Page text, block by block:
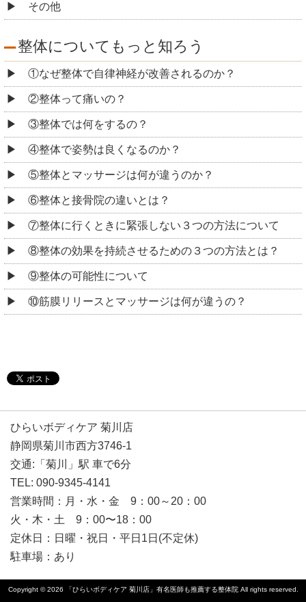
その他
整体についてもっと知ろう
①なぜ整体で自律神経が改善されるのか？
②整体って痛いの？
③整体では何をするの？
④整体で姿勢は良くなるのか？
⑤整体とマッサージは何が違うのか？
⑥整体と接骨院の違いとは？
⑦整体に行くときに緊張しない３つの方法について
⑧整体の効果を持続させるための３つの方法とは？
⑨整体の可能性について
⑩筋膜リリースとマッサージは何が違うの？
ひらいボディケア 菊川店
静岡県菊川市西方3746-1
交通:「菊川」駅 車で6分
TEL: 090-9345-4141
営業時間：月・水・金 9：00～20：00
火・木・土 9：00〜18：00
定休日：日曜・祝日・平日1日(不定休)
駐車場：あり
Copyright © 2026 「ひらいボディケア 菊川店」有名医師も推薦する整体院All rights reserved.